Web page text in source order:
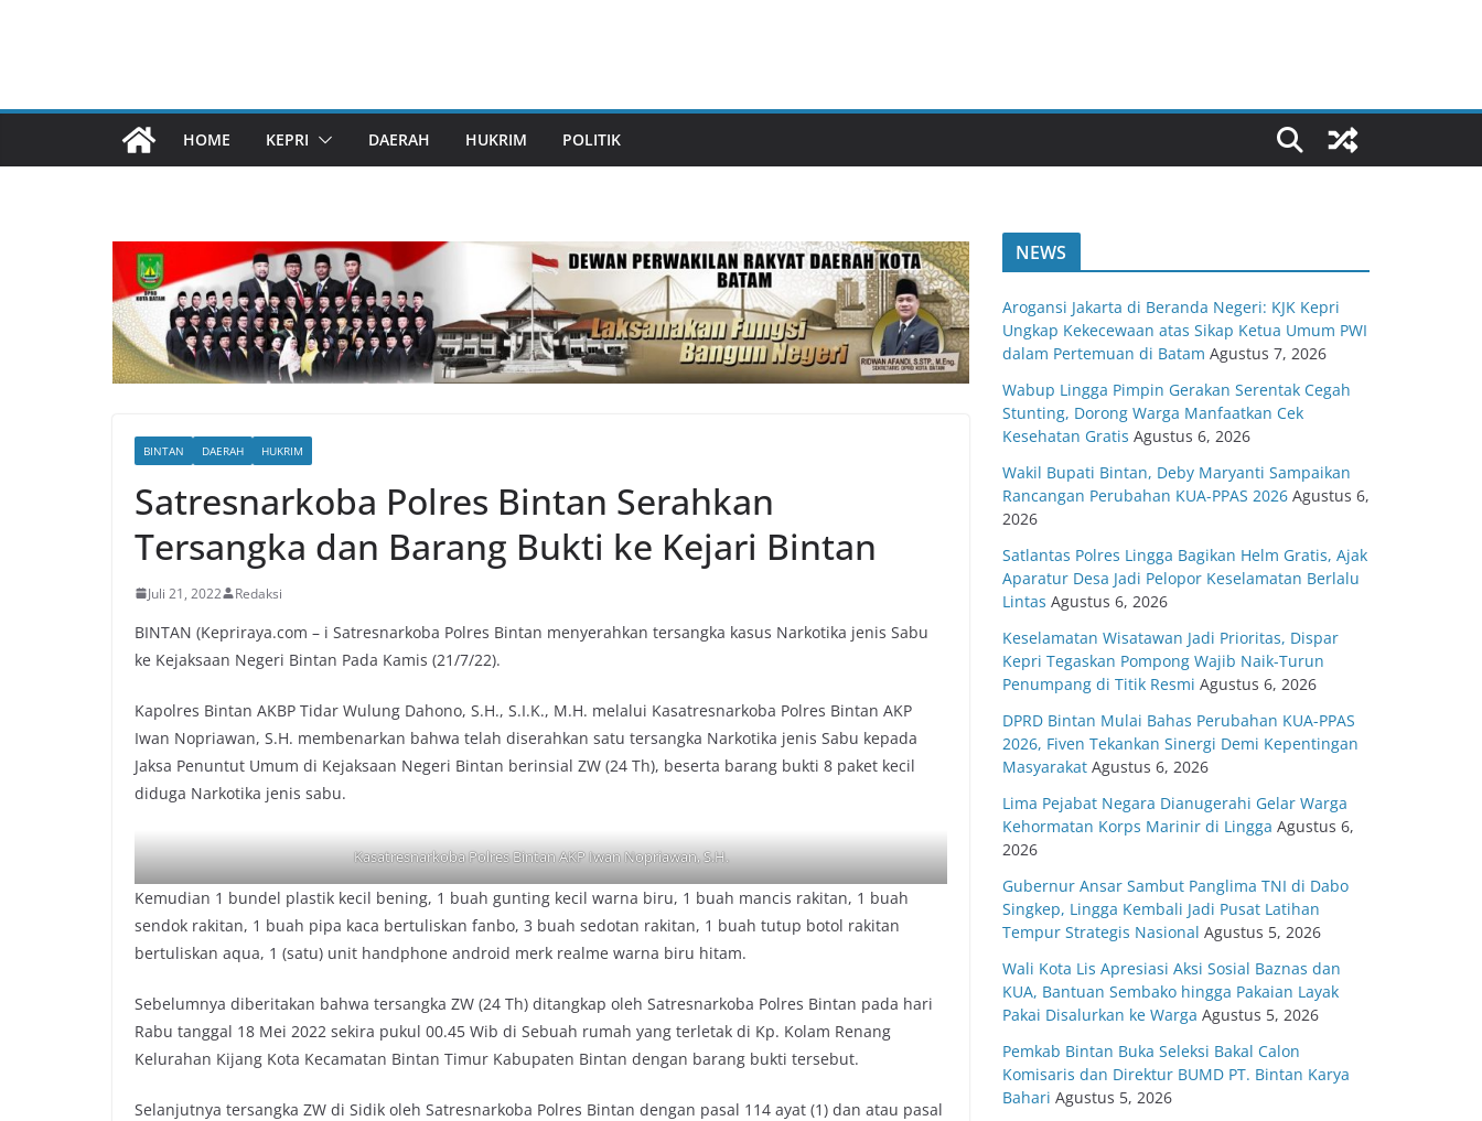
HOME KEPRI DAERAH HUKRIM POLITIK
BINTAN DAERAH HUKRIM
Satresnarkoba Polres Bintan Serahkan
Tersangka dan Barang Bukti ke Kejari Bintan
Juli 21, 2022 Redaksi
BINTAN (Kepriraya.com – i Satresnarkoba Polres Bintan menyerahkan tersangka kasus Narkotika jenis Sabu
ke Kejaksaan Negeri Bintan Pada Kamis (21/7/22).
Kapolres Bintan AKBP Tidar Wulung Dahono, S.H., S.I.K., M.H. melalui Kasatresnarkoba Polres Bintan AKP
Iwan Nopriawan, S.H. membenarkan bahwa telah diserahkan satu tersangka Narkotika jenis Sabu kepada
Jaksa Penuntut Umum di Kejaksaan Negeri Bintan berinsial ZW (24 Th), beserta barang bukti 8 paket kecil
diduga Narkotika jenis sabu.
Kasatresnarkoba Polres Bintan AKP Iwan Nopriawan, S.H.
Kemudian 1 bundel plastik kecil bening, 1 buah gunting kecil warna biru, 1 buah mancis rakitan, 1 buah
sendok rakitan, 1 buah pipa kaca bertuliskan fanbo, 3 buah sedotan rakitan, 1 buah tutup botol rakitan
bertuliskan aqua, 1 (satu) unit handphone android merk realme warna biru hitam.
Sebelumnya diberitakan bahwa tersangka ZW (24 Th) ditangkap oleh Satresnarkoba Polres Bintan pada hari
Rabu tanggal 18 Mei 2022 sekira pukul 00.45 Wib di Sebuah rumah yang terletak di Kp. Kolam Renang
Kelurahan Kijang Kota Kecamatan Bintan Timur Kabupaten Bintan dengan barang bukti tersebut.
Selanjutnya tersangka ZW di Sidik oleh Satresnarkoba Polres Bintan dengan pasal 114 ayat (1) dan atau pasal
NEWS
Arogansi Jakarta di Beranda Negeri: KJK Kepri
Ungkap Kekecewaan atas Sikap Ketua Umum PWI
dalam Pertemuan di Batam Agustus 7, 2026
Wabup Lingga Pimpin Gerakan Serentak Cegah
Stunting, Dorong Warga Manfaatkan Cek
Kesehatan Gratis Agustus 6, 2026
Wakil Bupati Bintan, Deby Maryanti Sampaikan
Rancangan Perubahan KUA-PPAS 2026 Agustus 6,
2026
Satlantas Polres Lingga Bagikan Helm Gratis, Ajak
Aparatur Desa Jadi Pelopor Keselamatan Berlalu
Lintas Agustus 6, 2026
Keselamatan Wisatawan Jadi Prioritas, Dispar
Kepri Tegaskan Pompong Wajib Naik-Turun
Penumpang di Titik Resmi Agustus 6, 2026
DPRD Bintan Mulai Bahas Perubahan KUA-PPAS
2026, Fiven Tekankan Sinergi Demi Kepentingan
Masyarakat Agustus 6, 2026
Lima Pejabat Negara Dianugerahi Gelar Warga
Kehormatan Korps Marinir di Lingga Agustus 6,
2026
Gubernur Ansar Sambut Panglima TNI di Dabo
Singkep, Lingga Kembali Jadi Pusat Latihan
Tempur Strategis Nasional Agustus 5, 2026
Wali Kota Lis Apresiasi Aksi Sosial Baznas dan
KUA, Bantuan Sembako hingga Pakaian Layak
Pakai Disalurkan ke Warga Agustus 5, 2026
Pemkab Bintan Buka Seleksi Bakal Calon
Komisaris dan Direktur BUMD PT. Bintan Karya
Bahari Agustus 5, 2026